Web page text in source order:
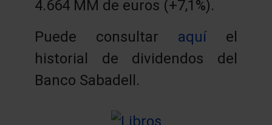
4.664 MM de euros (+7,1%).
Puede consultar aquí el
historial de dividendos del
Banco Sabadell.